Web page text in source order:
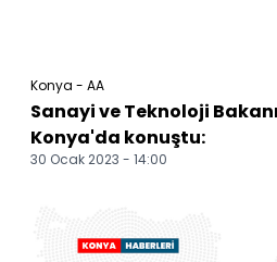
Konya - AA
Sanayi ve Teknoloji
Konya'da konuştu:
30 Ocak 2023 - 14:00